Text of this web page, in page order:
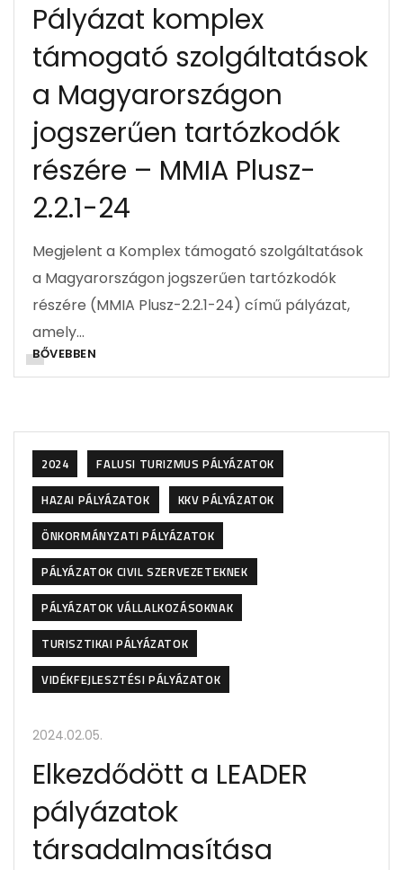
Pályázat komplex
támogató szolgáltatások
a Magyarországon
jogszerűen tartózkodók
részére – MMIA Plusz-
2.2.1-24
Megjelent a Komplex támogató szolgáltatások
a Magyarországon jogszerűen tartózkodók
részére (MMIA Plusz-2.2.1-24) című pályázat,
amely…
BŐVEBBEN
2024
FALUSI TURIZMUS PÁLYÁZATOK
HAZAI PÁLYÁZATOK
KKV PÁLYÁZATOK
ÖNKORMÁNYZATI PÁLYÁZATOK
PÁLYÁZATOK CIVIL SZERVEZETEKNEK
PÁLYÁZATOK VÁLLALKOZÁSOKNAK
TURISZTIKAI PÁLYÁZATOK
VIDÉKFEJLESZTÉSI PÁLYÁZATOK
2024.02.05.
Elkezdődött a LEADER
pályázatok
társadalmasítása